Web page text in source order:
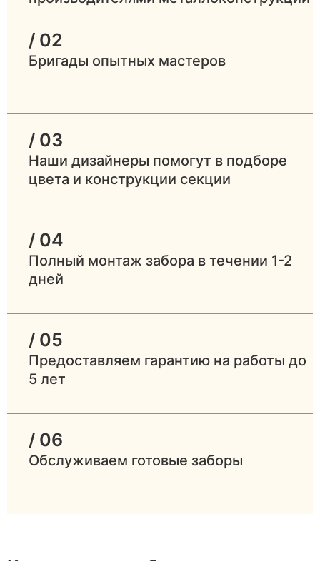
/ 02
Бригады опытных мастеров
/ 03
Наши дизайнеры помогут в подборе
цвета и конструкции секции
/ 04
Полный монтаж забора в течении 1-2
дней
/ 05
Предоставляем гарантию на работы до
5 лет
/ 06
Обслуживаем готовые заборы